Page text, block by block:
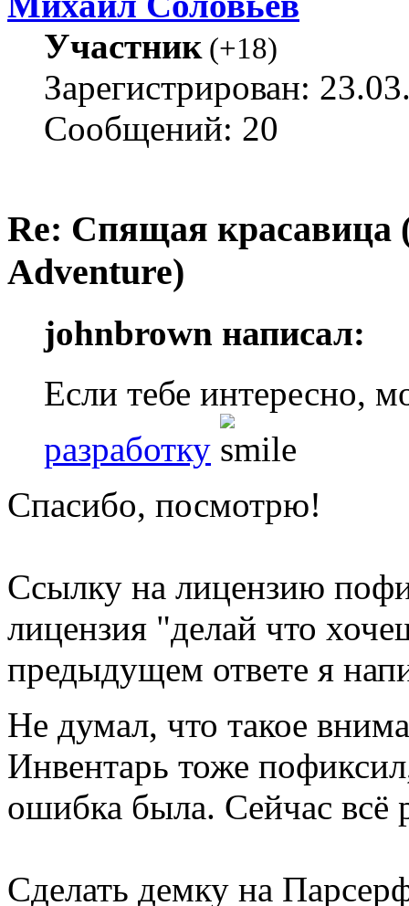
Участник(+18)
Зарегистрирован:
Сообщений: 20
Re: Спящая красавица
Adventure)
johnbrown написал:
Если тебе интересно,
разработку
Спасибо, посмотрю!
Ссылку на лицензию
лицензия "делай что
предыдущем ответе я
Не думал, что такое
Инвентарь тоже
ошибка была. Сейчас всё
Сделать демку на